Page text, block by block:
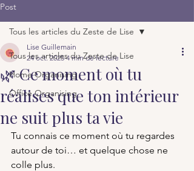
Post
Tous les articles du Zeste de Lise
Home Organising
Office Organising
Tous les articles du Zeste de Lise
🌿 Ce moment où tu
réalises que ton intérieur
ne suit plus ta vie
Lise Guillemain
24 oct. 2025 4 min de lecture
Tu connais ce moment où tu regardes
autour de toi… et quelque chose ne
colle plus.